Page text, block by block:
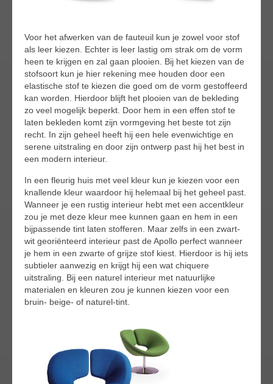
Voor het afwerken van de fauteuil kun je zowel voor stof
als leer kiezen. Echter is leer lastig om strak om de vorm
heen te krijgen en zal gaan plooien. Bij het kiezen van de
stofsoort kun je hier rekening mee houden door een
elastische stof te kiezen die goed om de vorm gestoffeerd
kan worden. Hierdoor blijft het plooien van de bekleding
zo veel mogelijk beperkt. Door hem in een effen stof te
laten bekleden komt zijn vormgeving het beste tot zijn
recht. In zijn geheel heeft hij een hele evenwichtige en
serene uitstraling en door zijn ontwerp past hij het best in
een modern interieur.
In een fleurig huis met veel kleur kun je kiezen voor een
knallende kleur waardoor hij helemaal bij het geheel past.
Wanneer je een rustig interieur hebt met een accentkleur
zou je met deze kleur mee kunnen gaan en hem in een
bijpassende tint laten stofferen. Maar zelfs in een zwart-
wit georiënteerd interieur past de Apollo perfect wanneer
je hem in een zwarte of grijze stof kiest. Hierdoor is hij iets
subtieler aanwezig en krijgt hij een wat chiquere
uitstraling. Bij een naturel interieur met natuurlijke
materialen en kleuren zou je kunnen kiezen voor een
bruin- beige- of naturel-tint.